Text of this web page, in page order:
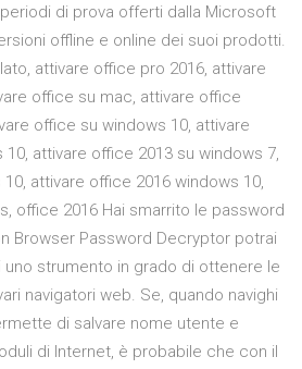
di prova offerti dalla Microsoft
offline e online dei suoi prodotti.
attivare office pro 2016, attivare
office su mac, attivare office
office su windows 10, attivare
attivare office 2013 su windows 7,
attivare office 2016 windows 10,
office 2016 Hai smarrito le password
Browser Password Decryptor potrai
strumento in grado di ottenere le
navigatori web. Se, quando navighi
di salvare nome utente e
di Internet, è probabile che con il